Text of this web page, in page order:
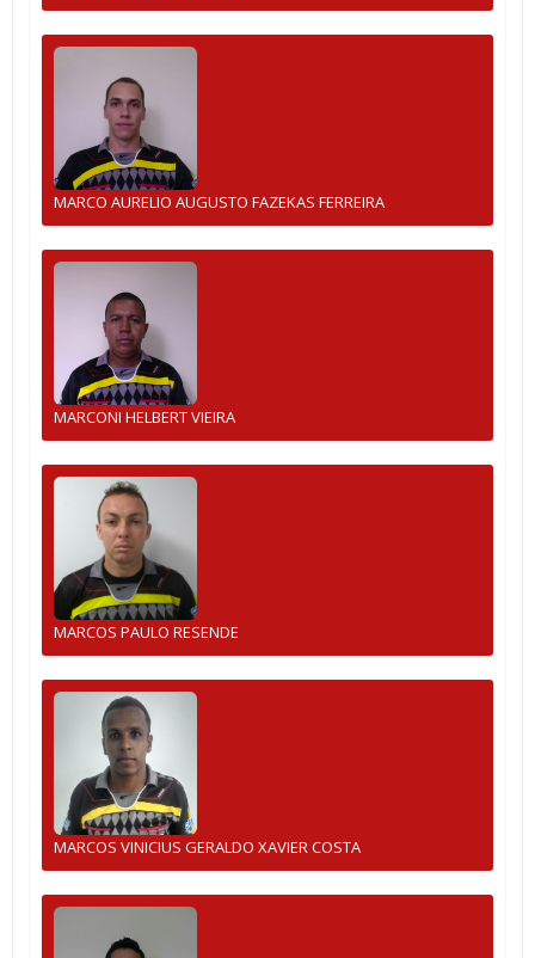
MARCO AURELIO AUGUSTO FAZEKAS FERREIRA
MARCONI HELBERT VIEIRA
MARCOS PAULO RESENDE
MARCOS VINICIUS GERALDO XAVIER COSTA